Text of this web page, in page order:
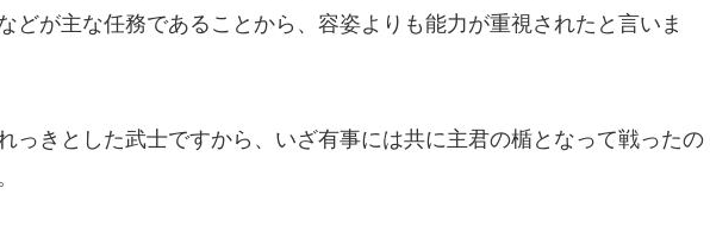
どが主な任務であることから、容姿よりも能力が重視されたと言いま
っきとした武士ですから、いざ有事には共に主君の楯となって戦ったの